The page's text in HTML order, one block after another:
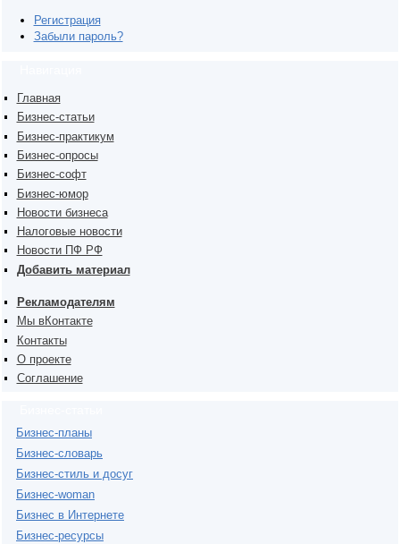
Регистрация
Забыли пароль?
Главная
Бизнес-статьи
Бизнес-практикум
Бизнес-опросы
Бизнес-софт
Бизнес-юмор
Новости бизнеса
Налоговые новости
Новости ПФ РФ
Добавить материал
Рекламодателям
Мы вКонтакте
Контакты
О проекте
Соглашение
Бизнес-планы
Бизнес-словарь
Бизнес-стиль и досуг
Бизнес-woman
Бизнес в Интернете
Бизнес-ресурсы